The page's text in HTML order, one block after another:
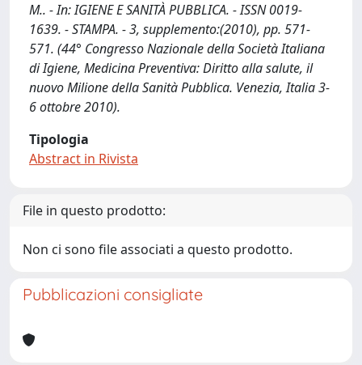
M.. - In: IGIENE E SANITÀ PUBBLICA. - ISSN 0019-
1639. - STAMPA. - 3, supplemento:(2010), pp. 571-
571. (44° Congresso Nazionale della Società Italiana
di Igiene, Medicina Preventiva: Diritto alla salute, il
nuovo Milione della Sanità Pubblica. Venezia, Italia 3-
6 ottobre 2010).
Tipologia
Abstract in Rivista
File in questo prodotto:
Non ci sono file associati a questo prodotto.
Pubblicazioni consigliate